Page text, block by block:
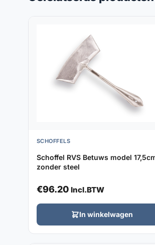
SCHOFFELS
Schoffel RVS Betuws model
zonder steel
€96.20 Incl.BTW
In winkelwagen